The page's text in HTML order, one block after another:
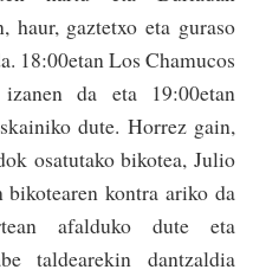
haur, gazte­txo eta guraso
18:00etan Los Chamucos
da eta 19:00­­etan
dute. Horrez gain,
osatuta­ko bikotea, Julio
kontra ariko da
afalduko dute eta
taldearekin dantzaldia